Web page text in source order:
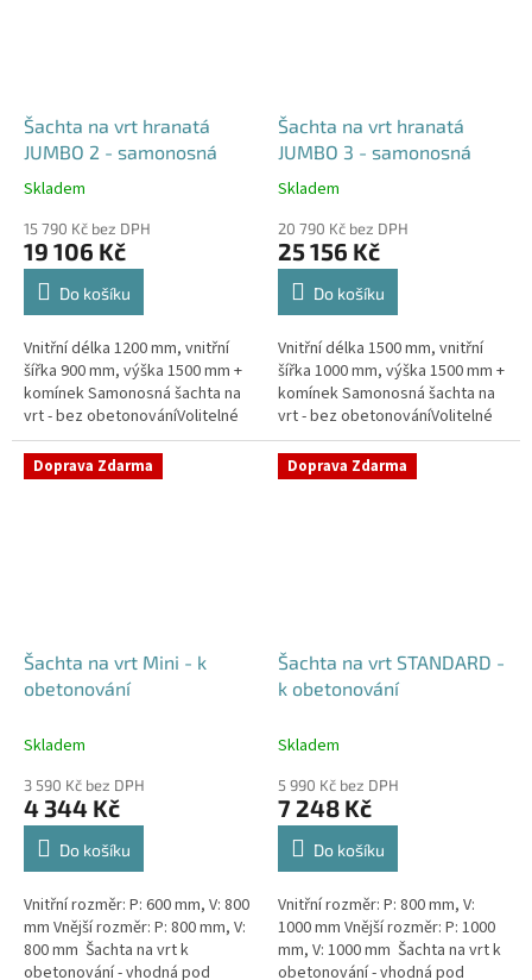
Šachta na vrt hranatá
JUMBO 2 - samonosná
Průměrné
produktu
je
5,0
hvězdiček.
Skladem
15 790 Kč bez DPH
19 106 Kč
Do košíku
Vnitřní délka 1200 mm, vnitřní
šířka 900 mm, výška 1500 mm +
komínek Samonosná šachta na
vrt - bez obetonováníVolitelné
průměry i pozice prostupů na
pažení vrtu, hadice i...
Šachta na vrt hranatá
JUMBO 3 - samonosná
Průměrné
produktu
je
5,0
hvězdiček.
Skladem
20 790 Kč bez DPH
25 156 Kč
Do košíku
Vnitřní délka 1500 mm, vnitřní
šířka 1000 mm, výška 1500 mm +
komínek Samonosná šachta na
vrt - bez obetonováníVolitelné
průměry i pozice prostupů na
pažení vrtu, hadice i...
Doprava Zdarma
Šachta na vrt Mini - k
obetonování
Skladem
3 590 Kč bez DPH
4 344 Kč
Do košíku
Vnitřní rozměr: P: 600 mm, V: 800
mm Vnější rozměr: P: 800 mm, V:
800 mm Šachta na vrt k
obetonování - vhodná pod
Doprava Zdarma
Šachta na vrt STANDARD -
k obetonování
Skladem
5 990 Kč bez DPH
7 248 Kč
Do košíku
Vnitřní rozměr: P: 800 mm, V:
1000 mm Vnější rozměr: P: 1000
mm, V: 1000 mm Šachta na vrt k
obetonování - vhodná pod